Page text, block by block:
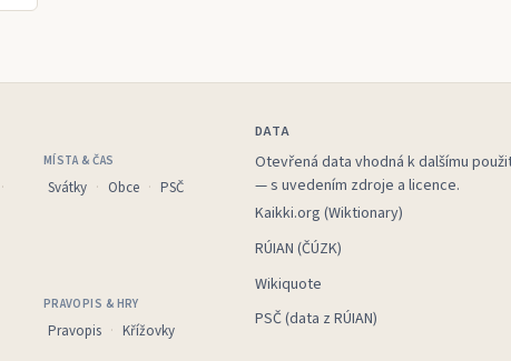
MÍSTA & ČAS
Svátky Obce PSČ
PRAVOPIS & HRY
Pravopis Křížovky
DATA
Otevřená data vhodná k dalšímu
— s uvedením zdroje a licence.
Kaikki.org (Wiktionary)
RÚIAN (ČÚZK)
Wikiquote
PSČ (data z RÚIAN)